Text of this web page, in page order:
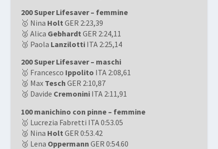
200 Super Lifesaver – femmine
🥇 Nina Holt GER 2:23,39
🥈 Alica Gebhardt GER 2:24,11
🥉 Paola LanzilottiITA 2:25,14
200 Super Lifesaver – maschi
🥇 Francesco Ippolito ITA 2:08,61
🥈 Max Tesch GER 2:10,87
🥉 Davide CremoniniITA 2:11,91
100 manichino con pinne – femmine
🥇 Lucrezia Fabretti ITA 0:53.05
🥈 Nina Holt GER 0:53.42
🥉 Lena Oppermann GER 0:54.60